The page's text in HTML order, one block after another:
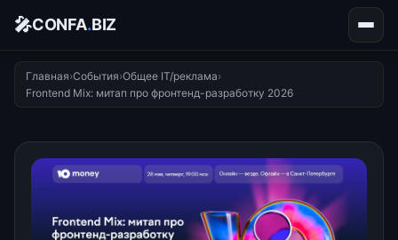
🎤CONFA.BIZ
Главная›События›Общее IT/реклама›
Frontend Mix: митап про фронтенд-разработку 2026